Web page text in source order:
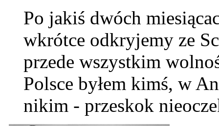
Po jakiś dwóch
wkrótce odkryjemy ze
przede wszystkim
Polsce byłem kimś, w
nikim - przeskok